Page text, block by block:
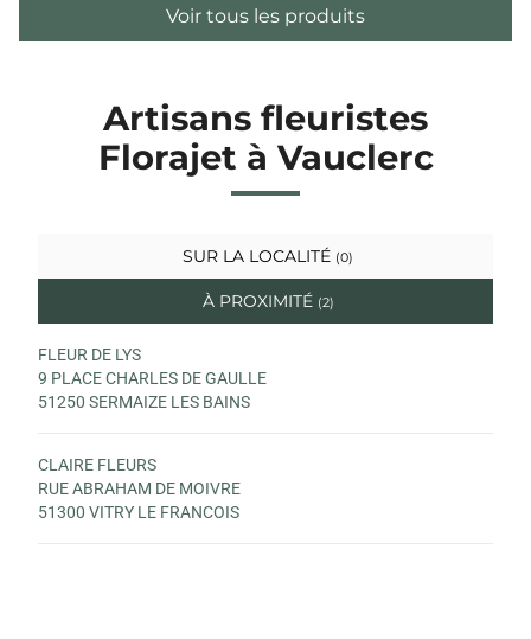
Voir tous les produits
Artisans fleuristes
Florajet à Vauclerc
SUR LA LOCALITÉ (0)
À PROXIMITÉ (2)
FLEUR DE LYS
9 PLACE CHARLES DE GAULLE
51250 SERMAIZE LES BAINS
CLAIRE FLEURS
RUE ABRAHAM DE MOIVRE
51300 VITRY LE FRANCOIS